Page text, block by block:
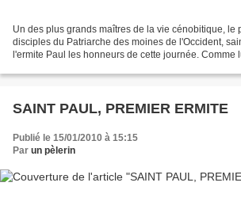
Un des plus grands maîtres de la vie cénobitique, le
disciples du Patriarche des moines de l'Occident,
l'ermite Paul les honneurs de cette journée. Comme
SAINT PAUL, PREMIER ERMITE
Publié le 15/01/2010 à 15:15
Par un pèlerin